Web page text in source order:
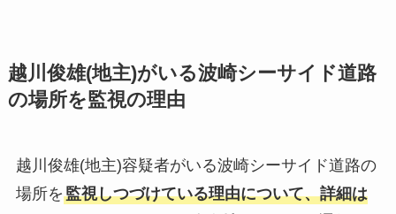
越川俊雄(地主)がいる波崎シーサイド道路
の場所を監視の理由
越川俊雄(地主)容疑者がいる波崎シーサイド道路の
場所を監視しつづけている理由について、詳細は